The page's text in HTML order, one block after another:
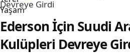
Yaşam
Devreye Girdi
Ederson İçin Suudi
Kulüpleri Devreye